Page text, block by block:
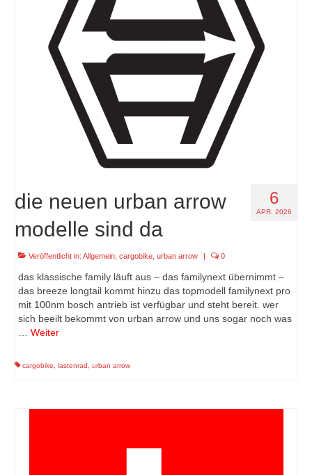
6
APR. 2026
die neuen urban arrow
modelle sind da
Veröffentlicht in: Allgemein cargobike urban arrow 0
das klassische family läuft aus – das familynext übernimmt –
das breeze longtail kommt hinzu das topmodell familynext pro
mit 100nm bosch antrieb ist verfügbar und steht bereit. wer
sich beeilt bekommt von urban arrow und uns sogar noch was
… Weiter
cargobike, lastenrad , urban arrow